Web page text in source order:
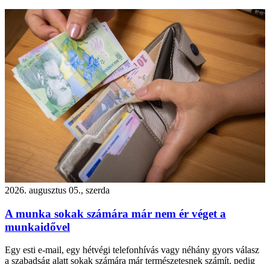
2026. augusztus 05., szerda
A munka sokak számára már nem ér véget a
munkaidővel
Egy esti e-mail, egy hétvégi telefonhívás vagy néhány gyors válasz
a szabadság alatt sokak számára már természetesnek számít, pedig